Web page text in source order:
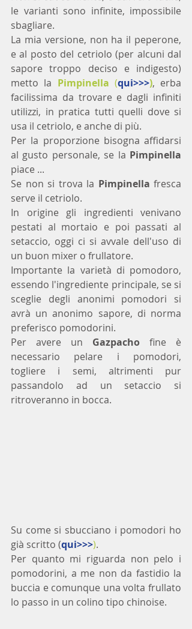
le varianti sono infinite, impossibile
sbagliare.
La mia versione, non ha il peperone,
e al posto del cetriolo (per alcuni dal
sapore troppo deciso e indigesto)
metto la Pimpinella (qui>>>), erba
facilissima da trovare e dagli infiniti
utilizzi, in pratica tutti quelli dove si
usa il cetriolo, e anche di più.
Per la proporzione bisogna affidarsi
al gusto personale, se la
piace ...
Se non si trova la Pimpinella fresca
serve il cetriolo.
In origine gli ingredienti venivano
pestati al mortaio e poi passati al
setaccio, oggi ci si avvale dell'uso di
un buon mixer o frullatore.
Importante la varietà di pomodoro,
essendo l'ingrediente principale, se si
sceglie degli anonimi pomodori si
avrà un anonimo sapore, di norma
preferisco pomodorini.
Per avere un Gazpacho fine è
necessario pelare i pomodori,
togliere i semi, altrimenti pur
passandolo ad un setaccio si
ritroveranno in bocca.
Su come si sbucciano i pomodori ho
già scritto (qui>>>).
Per quanto mi riguarda non pelo i
pomodorini, a me non da fastidio la
buccia e comunque una volta frullato
lo passo in un colino tipo chinoise.